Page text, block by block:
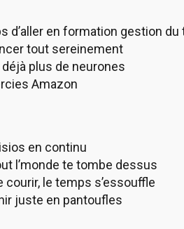
d’aller en formation gestion
tout sereinement
déjà plus de neurones
Amazon
en continu
l’monde te tombe dessus
courir, le temps s’essouffle
juste en pantoufles